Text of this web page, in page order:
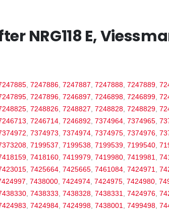
NRG118 E,
,7247886,7247887,7247888,7247889,
,7247896,7246897,7246898,7246899,
,7248826,7248827,7248828,7248829,
,7246714,7246892,7374964,7374965,
,7374973,7374974,7374975,7374976,
,7199537,7199538,7199539,7199540,
,7418160,7419979,7419980,7419981,
,7425664,7425665,7461084,7424971,
,7438000,7424974,7424975,7424980,
,7438333,7438328,7438331,7424976,
,7424984,7424998,7438001,7499498,